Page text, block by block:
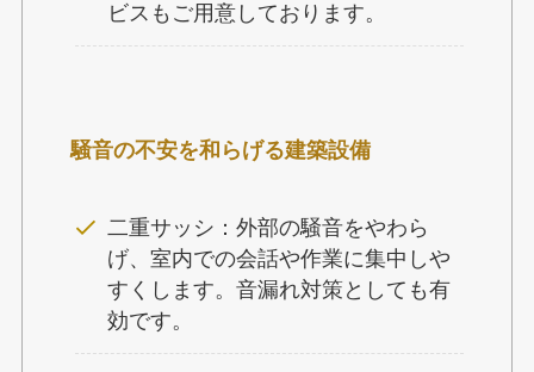
ビスもご用意しております。
騒音の不安を和らげる建築設備
二重サッシ：外部の騒音をやわら
げ、室内での会話や作業に集中しや
すくします。音漏れ対策としても有
効です。